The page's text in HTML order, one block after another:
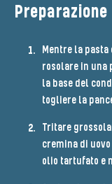
Preparazione
Mentre la
rosolare in una
la base del
togliere la
Tritare
cremina di
olio tartufato e